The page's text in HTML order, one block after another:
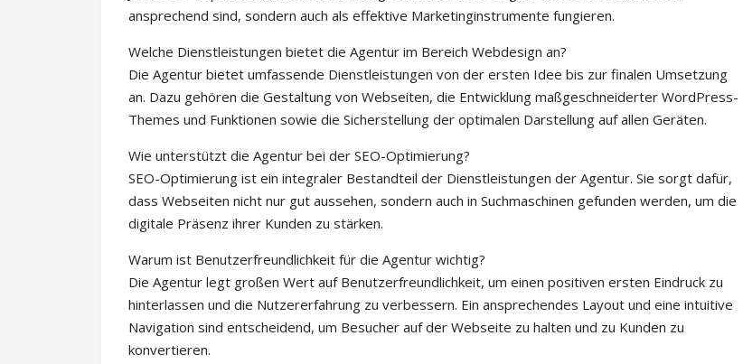
ansprechend sind, sondern auch als effektive Marketinginstrumente fungieren.
Welche Dienstleistungen bietet die Agentur im Bereich Webdesign an?
Die Agentur bietet umfassende Dienstleistungen von der ersten Idee bis zur finalen Umsetzung
an. Dazu gehören die Gestaltung von Webseiten, die Entwicklung maßgeschneiderter WordPress-
Themes und Funktionen sowie die Sicherstellung der optimalen Darstellung auf allen Geräten.
Wie unterstützt die Agentur bei der SEO-Optimierung?
SEO-Optimierung ist ein integraler Bestandteil der Dienstleistungen der Agentur. Sie sorgt dafür,
dass Webseiten nicht nur gut aussehen, sondern auch in Suchmaschinen gefunden werden, um die
digitale Präsenz ihrer Kunden zu stärken.
Warum ist Benutzerfreundlichkeit für die Agentur wichtig?
Die Agentur legt großen Wert auf Benutzerfreundlichkeit, um einen positiven ersten Eindruck zu
hinterlassen und die Nutzererfahrung zu verbessern. Ein ansprechendes Layout und eine intuitive
Navigation sind entscheidend, um Besucher auf der Webseite zu halten und zu Kunden zu
konvertieren.